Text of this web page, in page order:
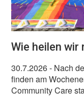
Wie heilen wir
30.7.2026- Nach
finden am
Community Care